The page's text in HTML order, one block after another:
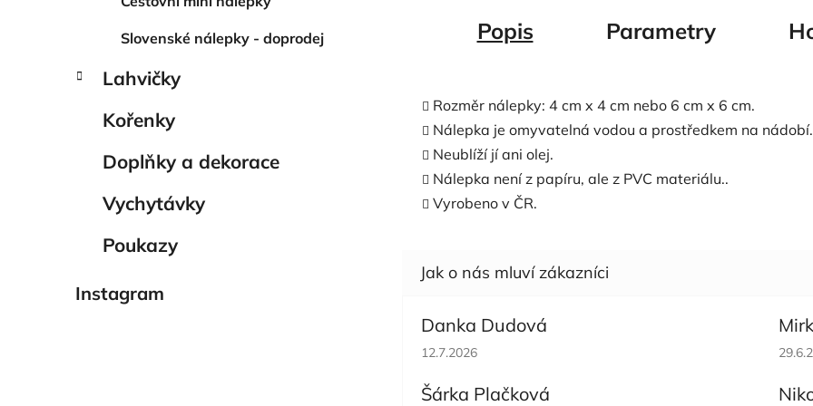
Slovenské nálepky - doprodej
Lahvičky
Kořenky
Doplňky a dekorace
Vychytávky
Poukazy
Instagram
Popis Parametry
Rozměr nálepky: 4 cm x 4 cm nebo 6 cm x 6 cm.
Nálepka je omyvatelná vodou a prostředkem na nádobí.
Neublíží jí ani olej.
Nálepka není z papíru, ale z PVC materiálu..
Vyrobeno v ČR.
Danka Dudová
Hodnocení obchodu je 5 z 5 hvězdiček.
12.7.2026
Šárka Plačková